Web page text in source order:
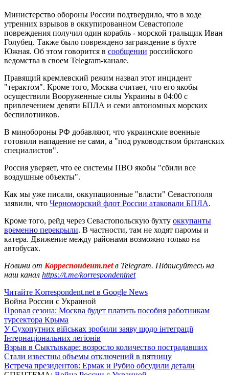
Министерство обороны России подтвердило, что в ходе
утренних взрывов в оккупированном Севастополе
повреждения получил один корабль - морской тральщик Иван
Голубец. Также было повреждено заграждение в бухте
Южная. Об этом говорится в сообщении российского
ведомства в своем Telegram-канале.
Правящий кремлевский режим назвал этот инцидент
"терактом". Кроме того, Москва считает, что его якобы
осуществили Вооруженные силы Украины в 04:00 с
привлечением девяти БПЛА и семи автономных морских
беспилотников.
В минобороны РФ добавляют, что украинские военные
готовили нападение не сами, а "под руководством британских
специалистов".
Россия уверяет, что ее системы ПВО якобы "сбили все
воздушные объекты".
Как мы уже писали, оккупационные "власти" Севастополя
заявили, что Черноморский флот России атаковали БПЛА.
Кроме того, рейд через Севастопольскую бухту оккупанты
временно перекрыли. В частности, там не ходят паромы и
катера. Движение между районами возможно только на
автобусах.
Новини от Корреспондент.netв Telegram. Підписуйтесь на
наш канал https://t.me/korrespondentnet
Читайте Korrespondent.net в Google News
Война России с Украиной
Провал сезона: Москва будет платить пособия работникам
турсектора Крыма
У Сухопутних військах зробили заяву щодо інтеграції
Інтернаціональних легіонів
Взрыв в Сыктывкаре: возросло количество пострадавших
Стали известны объемы отключений в пятницу
Встреча президентов: Ермак и Рубио обсудили детали